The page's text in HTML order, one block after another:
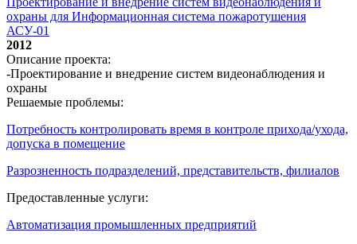
охраны для Информационная система пожаротушения
АСУ-01
2012
Описание проекта:
-Проектирование и внедрение систем видеонаблюдения и
охраны
Решаемые проблемы:
Потребность контролировать время в контроле прихода/ухода,
допуска в помещение
Разрозненность подразделений, представительств, филиалов
Предоставленные услуги:
Автоматизация промышленных предприятий